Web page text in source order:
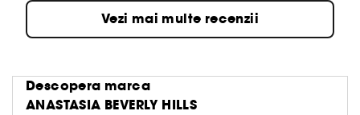
Vezi mai multe recenzii
Descopera marca
ANASTASIA BEVERLY HILLS